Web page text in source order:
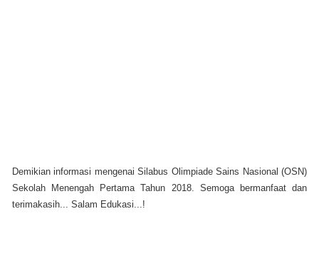
Demikian informasi mengenai Silabus Olimpiade Sains Nasional (OSN)
Sekolah Menengah Pertama Tahun 2018. Semoga bermanfaat dan
terimakasih... Salam Edukasi...!